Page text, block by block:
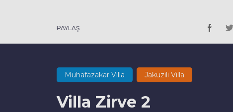
PAYLAŞ
Muhafazakar Villa Jakuzili Villa
Villa Zirve 2